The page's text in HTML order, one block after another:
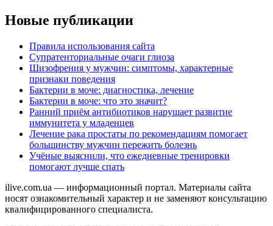
Новые публикации
Правила использования сайта
Супратенториальные очаги глиоза
Шизофрения у мужчин: симптомы, характерные
признаки поведения
Бактерии в моче: диагностика, лечение
Бактерии в моче: что это значит?
Ранний приём антибиотиков нарушает развитие
иммунитета у младенцев
Лечение рака простаты по рекомендациям помогает
большинству мужчин пережить болезнь
Учёные выяснили, что ежедневные тренировки
помогают лучше спать
ilive.com.ua — информационный портал. Материалы сайта
носят ознакомительный характер и не заменяют консультацию
квалифицированного специалиста.